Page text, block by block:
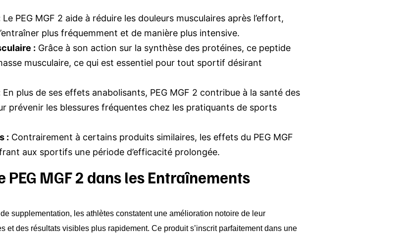
Le PEG MGF 2 aide à réduire les douleurs musculaires après l’effort,
plus fréquemment et de manière plus intensive.
: Grâce à son action sur la synthèse des protéines, ce peptide
musculaire, ce qui est essentiel pour tout sportif désirant
En plus de ses effets anabolisants, PEG MGF 2 contribue à la santé des
prévenir les blessures fréquentes chez les pratiquants de sports
: Contrairement à certains produits similaires, les effets du PEG MGF
aux sportifs une période d’efficacité prolongée.
MGF 2 dans les Entraînements
supplementation, les athlètes constatent une amélioration notoire de leur
et des résultats visibles plus rapidement. Ce produit s’inscrit parfaitement dans une